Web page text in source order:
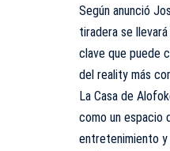
Según anunció
tiradera se
clave que puede
del reality más
La Casa de
como un espacio
entretenimiento y